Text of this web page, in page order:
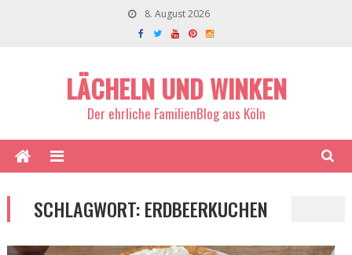
8. August 2026
LÄCHELN UND WINKEN
Der ehrliche FamilienBlog aus Köln
SCHLAGWORT:ERDBEERKUCHEN